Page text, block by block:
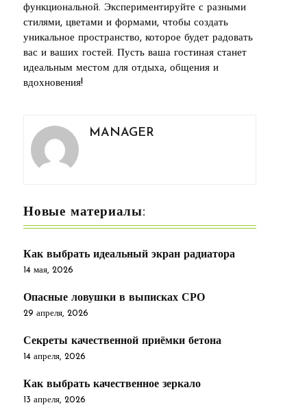
функциональной. Экспериментируйте с разными
стилями, цветами и формами, чтобы создать
уникальное пространство, которое будет радовать
вас и ваших гостей. Пусть ваша гостиная станет
идеальным местом для отдыха, общения и
вдохновения!
MANAGER
Новые материалы:
Как выбрать идеальный экран радиатора
14 мая, 2026
Опасные ловушки в выписках СРО
29 апреля, 2026
Секреты качественной приёмки бетона
14 апреля, 2026
Как выбрать качественное зеркало
13 апреля, 2026